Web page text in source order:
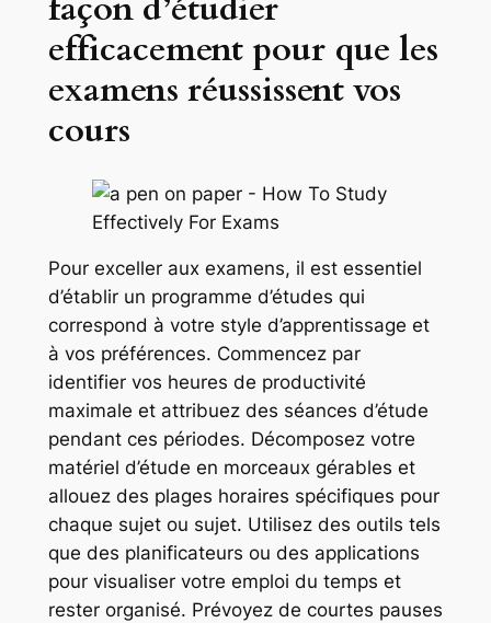
efficacement pour que les
examens réussissent vos
cours
Pour exceller aux examens, il est essentiel
d’établir un programme d’études qui
correspond à votre style d’apprentissage et
à vos préférences. Commencez par
identifier vos heures de productivité
maximale et attribuez des séances d’étude
pendant ces périodes. Décomposez votre
matériel d’étude en morceaux gérables et
allouez des plages horaires spécifiques pour
chaque sujet ou sujet. Utilisez des outils tels
que des planificateurs ou des applications
pour visualiser votre emploi du temps et
rester organisé. Prévoyez de courtes pauses